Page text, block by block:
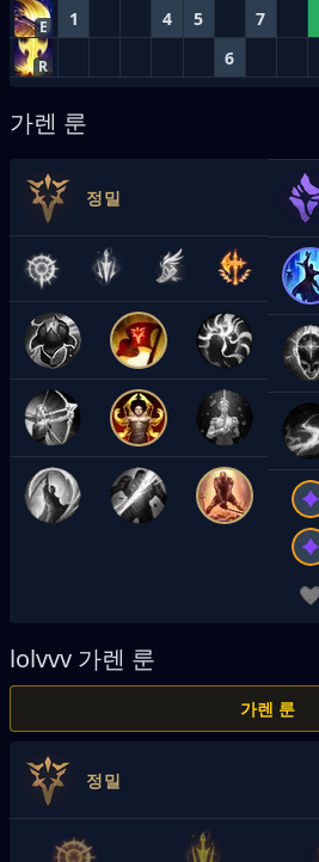
E 1 4 5 7
R 6
가렌 룬
정밀
lolvvv 가렌 룬
가렌 룬
정밀